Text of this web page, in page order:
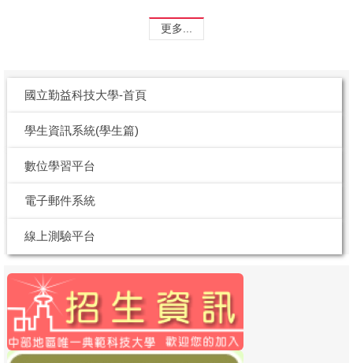
更多...
國立勤益科技大學-首頁
學生資訊系統(學生篇)
數位學習平台
電子郵件系統
線上測驗平台